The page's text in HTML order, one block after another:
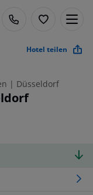
Hotel teilen
| Düsseldorf